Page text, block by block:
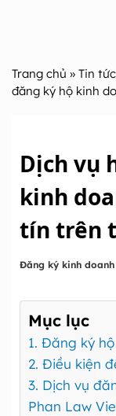
Trang chủ » Tin tức
đăng ký hộ kinh
Dịch vụ
kinh
tín trên
Đăng ký kinh doanh
Mục lục
1. Đăng ký
2. Điều kiện
3. Dịch vụ
Phan Law